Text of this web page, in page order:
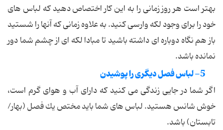
بهتر است هر روز زمانی را به این كار اختصاص دهید كه لباس های
خود را برای وجود لكه وارسی كنید. به علاوه زمانی كه آنها را شستید
باز هم نگاه دوباره ای داشته باشید تا مبادا لكه ای از چشم شما دور
نمانده باشد.
5- لباس فصل دیگری را پوشیدن
اگر شما در جایی زندگی می كنید كه دارای آب و هوای گرم است،
خوش شانس هستید. لباس های شما باید مختص یك فصل (بهار/
تابستان) باشد.